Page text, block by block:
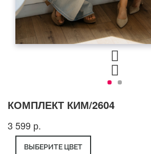
КОМПЛЕКТ КИМ/2604
3 599 р.
ВЫБЕРИТЕ ЦВЕТ